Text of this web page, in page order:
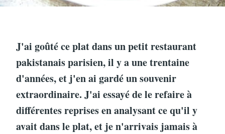
J'ai goûté ce plat dans un petit restaurant
pakistanais parisien, il y a une trentaine
d'années, et j'en ai gardé un souvenir
extraordinaire. J'ai essayé de le refaire à
différentes reprises en analysant ce qu'il y
avait dans le plat, et je n'arrivais jamais à